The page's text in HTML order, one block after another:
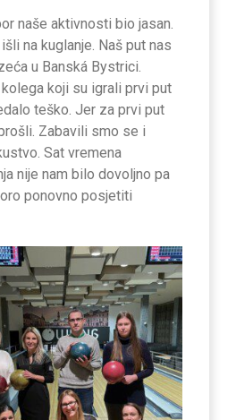
naše aktivnosti bio jasan.
na kuglanje. Naš put nas
u Banská Bystrici.
koji su igrali prvi put
teško. Jer za prvi put
Zabavili smo se i
Sat vremena
nije nam bilo dovoljno pa
ponovno posjetiti